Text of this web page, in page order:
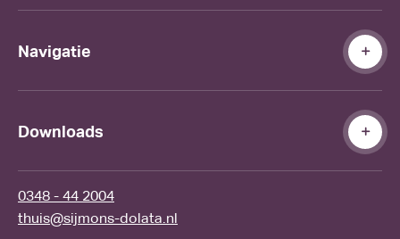
Navigatie
Downloads
0348 - 44 2004
thuis@sijmons-dolata.nl